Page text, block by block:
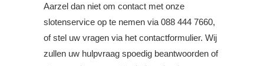
Aarzel dan niet om contact met onze
slotenservice op te nemen via 088 444 7660,
of stel uw vragen via het contactformulier. Wij
zullen uw hulpvraag spoedig beantwoorden of